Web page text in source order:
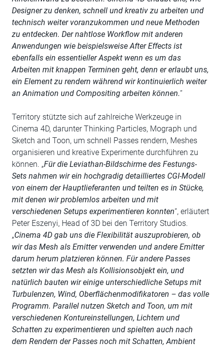
Designer zu denken, schnell und kreativ zu arbeiten und
technisch weiter voranzukommen und neue Methoden
zu entdecken. Der nahtlose Workflow mit anderen
Anwendungen wie beispielsweise After Effects ist
ebenfalls ein essentieller Aspekt wenn es um das
Arbeiten mit knappen Terminen geht, denn er erlaubt uns,
ein Element zu rendern während wir kontinuierlich weiter
an Animation und Compositing arbeiten können.“
Territory stützte sich auf zahlreiche Werkzeuge in
Cinema 4D, darunter Thinking Particles, Mograph und
Sketch and Toon, um schnell Passes rendern, Meshes
organisieren und kreative Experimente durchführen zu
können. „Für die Leviathan-Bildschirme des Festungs-
Sets nahmen wir ein hochgradig detailliertes CGI-Modell
von einem der Hauptlieferanten und teilten es in Stücke,
mit denen wir problemlos arbeiten und mit
verschiedenen Setups experimentieren konnten“, erläutert
Peter Eszenyi, Head of 3D bei den Territory Studios.
„Cinema 4D gab uns die Flexibilität auszuprobieren, ob
wir das Mesh als Emitter verwenden und andere Emitter
darum herum platzieren können. Für andere Passes
setzten wir das Mesh als Kollisionsobjekt ein, und
natürlich bauten wir einige unterschiedliche Setups mit
Turbulenzen, Wind, Oberflächenmodifikatoren – das volle
Programm. Parallel nutzen Sketch and Toon, um mit
verschiedenen Kontureinstellungen, Lichtern und
Schatten zu experimentieren und spielten auch nach
dem Rendern der Passes noch mit Schatten, Ambient